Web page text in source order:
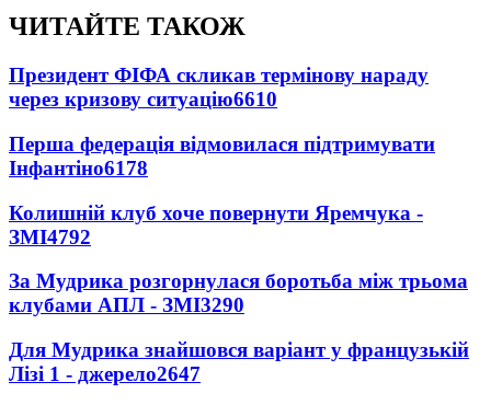
ЧИТАЙТЕ ТАКОЖ
Президент ФІФА скликав термінову нараду
через кризову ситуацію6610
Перша федерація відмовилася підтримувати
Інфантіно6178
Колишній клуб хоче повернути Яремчука -
ЗМІ4792
За Мудрика розгорнулася боротьба між трьома
клубами АПЛ - ЗМІ3290
Для Мудрика знайшовся варіант у французькій
Лізі 1 - джерело2647